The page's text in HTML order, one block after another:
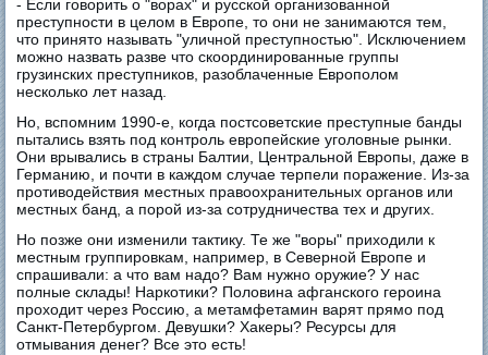
- Если говорить о "ворах" и русской организованной
преступности в целом в Европе, то они не занимаются тем,
что принято называть "уличной преступностью". Исключением
можно назвать разве что скоординированные группы
грузинских преступников, разоблаченные Европолом
несколько лет назад.
Но, вспомним 1990-е, когда постсоветские преступные банды
пытались взять под контроль европейские уголовные рынки.
Они врывались в страны Балтии, Центральной Европы, даже в
Германию, и почти в каждом случае терпели поражение. Из-за
противодействия местных правоохранительных органов или
местных банд, а порой из-за сотрудничества тех и других.
Но позже они изменили тактику. Те же "воры" приходили к
местным группировкам, например, в Северной Европе и
спрашивали: а что вам надо? Вам нужно оружие? У нас
полные склады! Наркотики? Половина афганского героина
проходит через Россию, а метамфетамин варят прямо под
Санкт-Петербургом. Девушки? Хакеры? Ресурсы для
отмывания денег? Все это есть!